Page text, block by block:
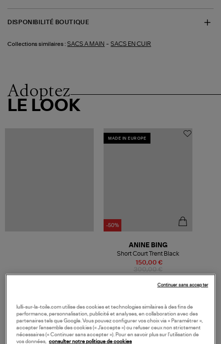
DISPONIBILITÉ BOUTIQUE
Collections similaires : SACS A MAIN -SACS EN CUIR
Adoptez
LE LOOK
MADE IN EUROPE
-50%
300,00 €
150,00 €
ANINE BING
Short Court Trent Black
VOS DERNIERS PRODUITS VUS
lulli-sur-la-toile.com utilise des cookies et technologies similaires à des fins de
performance, personnalisation, publicité et analyses, en collaboration avec des
partenaires tels que Google. Vous pouvez configurer vos choix via « Paramétrer »,
accepter l’ensemble des cookies (« J’accepte ») ou refuser ceux non strictement
nécessaires (« Continuer sans accepter »). Pour en savoir plus sur l’utilisation de
vos données, consulter notre politique de cookies
Continuer sans accepter